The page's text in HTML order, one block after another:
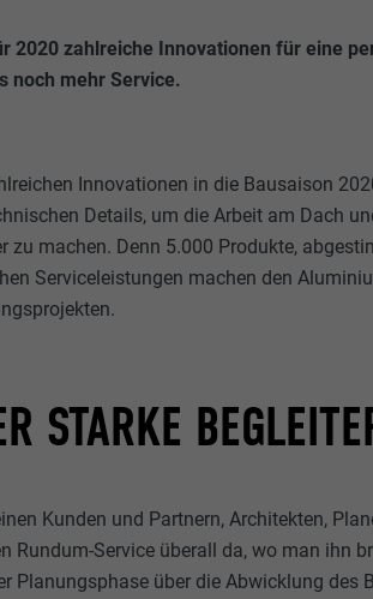
2020 zahlreiche Innovationen für eine
noch mehr Service.
Innovationen in die Bausaison
Details, um die Arbeit am Dach
zu machen. Denn 5.000 Produkte,
Serviceleistungen machen den
STARKE
Kunden und Partnern, Architekten,
Rundum-Service überall da, wo man ihn
Planungsphase über die Abwicklung des